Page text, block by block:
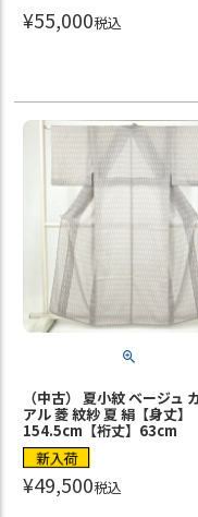
¥55,000税込
（中古） 夏小紋 ベージュ
アル 菱 紋紗 夏 絹【身丈】
154.5cm【裄丈】63cm
新入荷
¥49,500税込